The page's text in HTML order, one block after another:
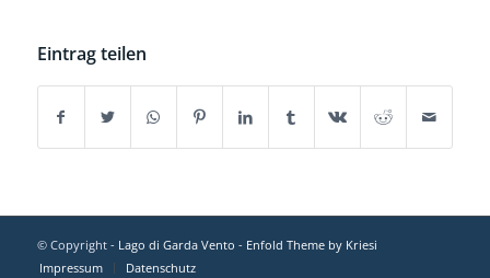
Eintrag teilen
© Copyright - Lago di Garda Vento - Enfold Theme by Kriesi
Impressum
Datenschutz